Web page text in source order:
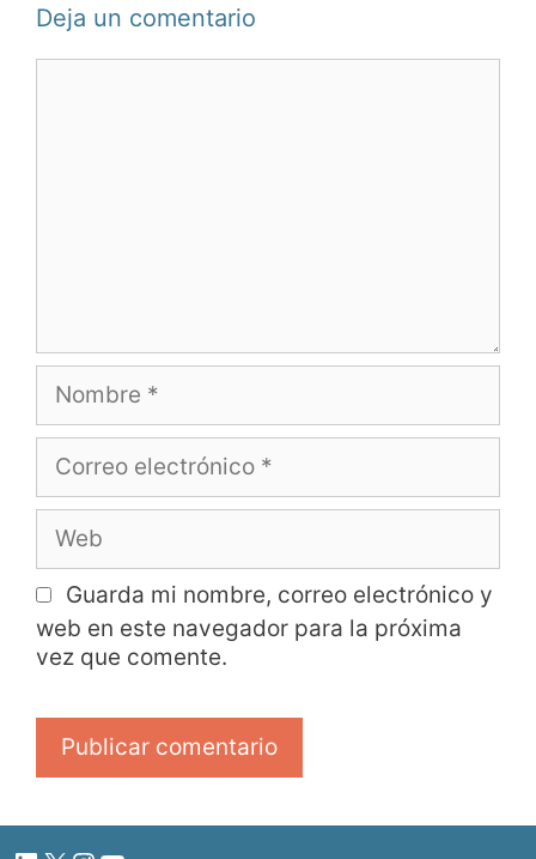
Deja un comentario
Guarda mi nombre, correo electrónico y
web en este navegador para la próxima
vez que comente.